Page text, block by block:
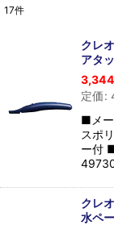
並び順:
17件
クレ
アタ
3,344
定価:
■メ
スポ
ー付
クレ
水ペ